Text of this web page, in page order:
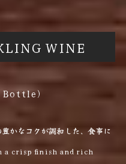
WINE
Bottle)
かなコクが調和した、食事に
a crisp finish and rich